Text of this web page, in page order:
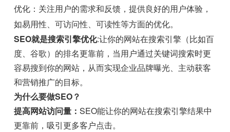
优化：关注用户的需求和反馈，提供良好的用户体验，
如易用性、可访问性、可读性等方面的优化。
SEO就是搜索引擎优化:让你的网站在搜索引擎（比如百
度、谷歌）的排名更靠前，当用户通过关键词搜索时更
容易搜到你的网站，从而实现企业品牌曝光、主动获客
和营销推广的目标。
为什么要做SEO？
提高网站访问量：SEO能让你的网站在搜索引擎结果中
更靠前，吸引更多客户点击。